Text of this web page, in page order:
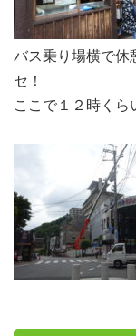
バス乗り場横で休
セ！
ここで１２時くら